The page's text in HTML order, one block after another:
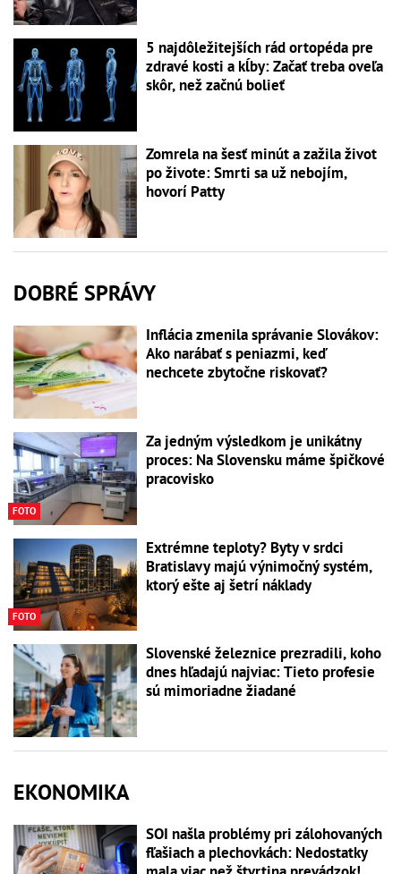
5 najdôležitejších rád ortopéda pre
zdravé kosti a kĺby: Začať treba oveľa
skôr, než začnú bolieť
Zomrela na šesť minút a zažila život
po živote: Smrti sa už nebojím,
hovorí Patty
DOBRÉ SPRÁVY
Inflácia zmenila správanie Slovákov:
Ako narábať s peniazmi, keď
nechcete zbytočne riskovať?
FOTO
Za jedným výsledkom je unikátny
proces: Na Slovensku máme špičkové
pracovisko
FOTO
Extrémne teploty? Byty v srdci
Bratislavy majú výnimočný systém,
ktorý ešte aj šetrí náklady
Slovenské železnice prezradili, koho
dnes hľadajú najviac: Tieto profesie
sú mimoriadne žiadané
EKONOMIKA
SOI našla problémy pri zálohovaných
fľašiach a plechovkách: Nedostatky